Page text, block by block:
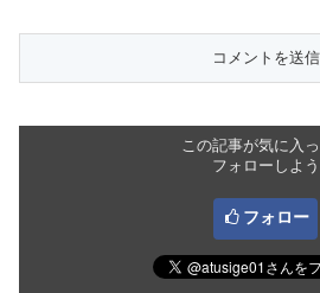
この記事が気に入
フォローしよう
フォロー